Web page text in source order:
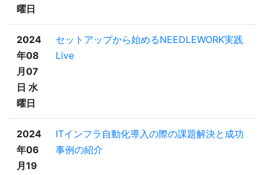
曜日
2024
年08
月07
日 水
曜日
セットアップから始めるNEEDLEWORK実践
Live
2024
年06
月19
ITインフラ自動化導入の際の課題解決と成功
事例の紹介